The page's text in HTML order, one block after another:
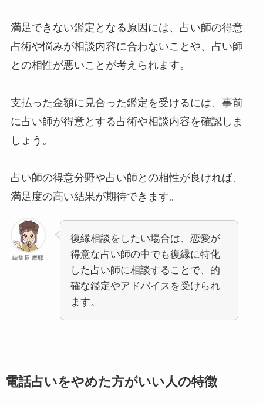
満足できない鑑定となる原因には、占い師の得意
占術や悩みが相談内容に合わないことや、占い師
との相性が悪いことが考えられます。
支払った金額に見合った鑑定を受けるには、事前
に占い師が得意とする占術や相談内容を確認しま
しょう。
占い師の得意分野や占い師との相性が良ければ、
満足度の高い結果が期待できます。
編集長 摩耶
復縁相談をしたい場合は、恋愛が
得意な占い師の中でも復縁に特化
した占い師に相談することで、的
確な鑑定やアドバイスを受けられ
ます。
電話占いをやめた方がいい人の特徴